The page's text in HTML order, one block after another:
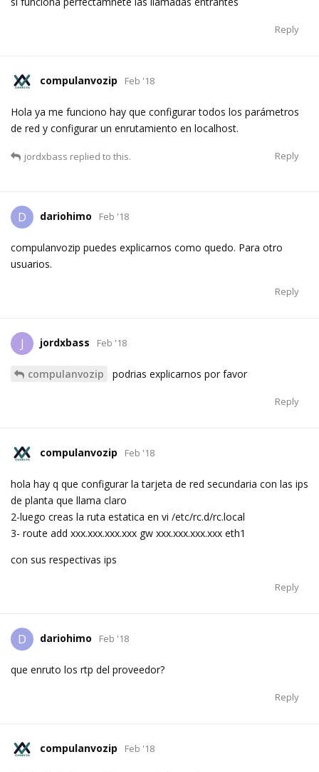
Reply
compulanvozip Feb '18
Hola ya me funciono hay que configurar todos los parámetros
de red y configurar un enrutamiento en localhost.
Reply
jordxbass replied to this.
D dariohimo Feb '18
compulanvozip puedes explicarnos como quedo. Para otro
usuarios.
Reply
J jordxbass Feb '18
compulanvozip podrias explicarnos por favor
Reply
compulanvozip Feb '18
hola hay q que configurar la tarjeta de red secundaria con las ips
de planta que llama claro
2-luego creas la ruta estatica en vi /etc/rc.d/rc.local
3- route add xxx.xxx.xxx.xxx gw xxx.xxx.xxx.xxx eth1
con sus respectivas ips
Reply
D dariohimo Feb '18
que enruto los rtp del proveedor?
Reply
compulanvozip Feb '18